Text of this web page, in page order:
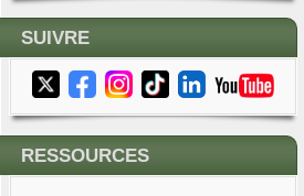
SUIVRE
RESSOURCES